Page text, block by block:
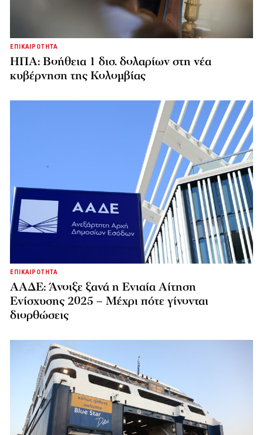
ΕΠΙΚΑΙΡΟΤΗΤΑ
ΗΠΑ: Βοήθεια 1 δισ. δολαρίων στη νέα
κυβέρνηση της Κολομβίας
ΕΠΙΚΑΙΡΟΤΗΤΑ
ΑΑΔΕ: Άνοιξε ξανά η Ενιαία Αίτηση
Ενίσχυσης 2025 – Μέχρι πότε γίνονται
διορθώσεις